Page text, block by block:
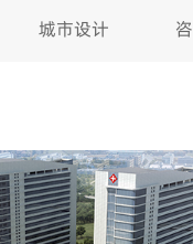
城市设计